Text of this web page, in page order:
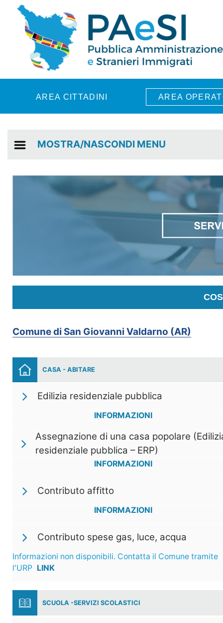
Skip to main content
AREA CITTADINI AREA
MOSTRA/NASCONDI MENU
Comune di San Giovanni Valdarno (AR)
CASA - ABITARE
Edilizia residenziale pubblica
INFORMAZIONI
Assegnazione di una casa popolare
residenziale pubblica – ERP)
INFORMAZIONI
Contributo affitto
INFORMAZIONI
Contributo spese gas, luce, acqua
Informazioni non disponibili. Contatta il Comune tramite
l'URP LINK
SCUOLA -SERVIZI SCOLASTICI